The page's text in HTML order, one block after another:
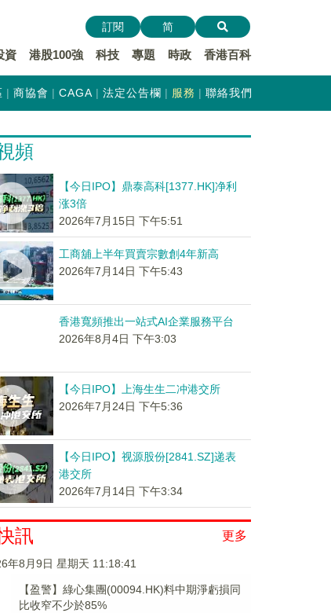
資 港股100強 科技 專題 時政 香港百科
訂閱 简
商協會 CAGA 法定公告欄 服務 聯絡我們
頻
【今日IPO】鼎泰高科[1377.HK]净利
涨3倍
2026年7月15日 下午5:51
工商舖上半年買賣宗數創4年新高
2026年7月14日 下午5:43
香港寬頻推出一站式AI企業服務平台
2026年8月4日 下午3:03
【今日IPO】上海生生二冲港交所
2026年7月24日 下午5:36
【今日IPO】视源股份[2841.SZ]递表
港交所
2026年7月14日 下午3:34
更多
訊
年8月9日 星期天 11:18:42
【盈警】綠心集團(00094.HK)料中期淨虧損同
比收窄不少於85%